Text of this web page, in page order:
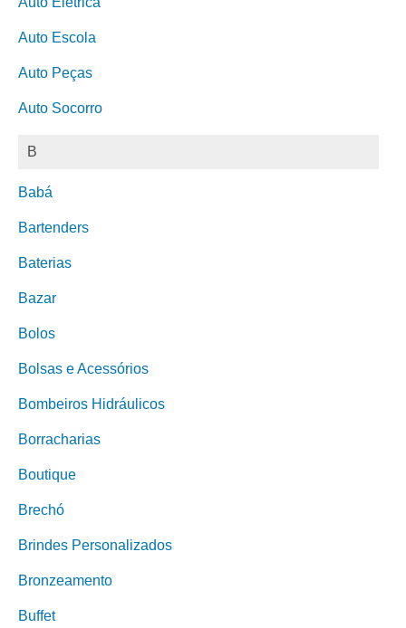
Auto Escola
Auto Peças
Auto Socorro
B
Babá
Bartenders
Baterias
Bazar
Bolos
Bolsas e Acessórios
Bombeiros Hidráulicos
Borracharias
Boutique
Brechó
Brindes Personalizados
Bronzeamento
Buffet